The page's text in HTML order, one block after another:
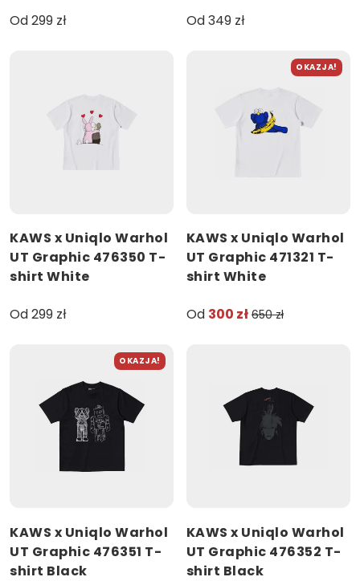
Od 299 zł Od 349 zł
KAWS x Uniqlo Warhol
UT Graphic 476350 T-
shirt White
Od 299 zł
OKAZJA!
KAWS x Uniqlo Warhol
UT Graphic 471321 T-
shirt White
Od 300 zł 650 zł
OKAZJA!
KAWS x Uniqlo Warhol
UT Graphic 476351 T-
shirt Black
KAWS x Uniqlo Warhol
UT Graphic 476352 T-
shirt Black